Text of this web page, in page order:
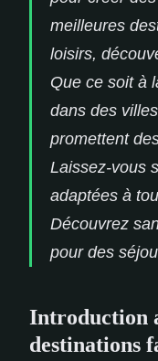
meilleures
loisirs,
Que ce soit à
dans des
promettent
Laissez-vous
adaptées à
Découvrez
pour des
Introduction
destinations